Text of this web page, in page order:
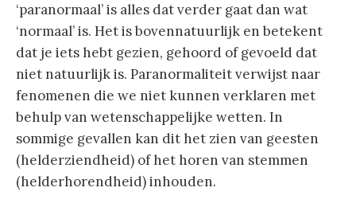
‘paranormaal’ is alles dat verder gaat dan wat
‘normaal’ is. Het is bovennatuurlijk en betekent
dat je iets hebt gezien, gehoord of gevoeld dat
niet natuurlijk is. Paranormaliteit verwijst naar
fenomenen die we niet kunnen verklaren met
behulp van wetenschappelijke wetten. In
sommige gevallen kan dit het zien van geesten
(helderziendheid) of het horen van stemmen
(helderhorendheid) inhouden.